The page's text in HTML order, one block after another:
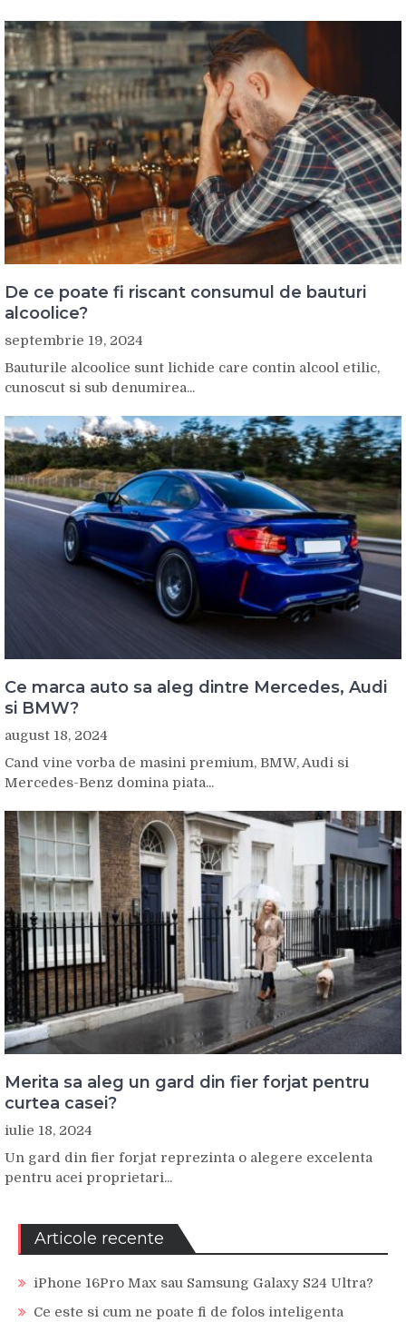
De ce poate fi riscant consumul de bauturi
alcoolice?
septembrie 19, 2024
Bauturile alcoolice sunt lichide care contin alcool etilic,
cunoscut si sub denumirea...
Ce marca auto sa aleg dintre Mercedes, Audi
si BMW?
august 18, 2024
Cand vine vorba de masini premium, BMW, Audi si
Mercedes-Benz domina piata...
Merita sa aleg un gard din fier forjat pentru
curtea casei?
iulie 18, 2024
Un gard din fier forjat reprezinta o alegere excelenta
pentru acei proprietari...
Articole recente
iPhone 16Pro Max sau Samsung Galaxy S24 Ultra?
Ce este si cum ne poate fi de folos inteligenta